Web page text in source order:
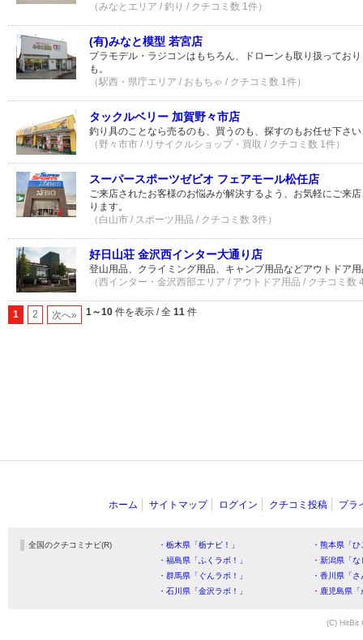
（みなとエリア / 釣り / クチコミ数 1件）
(有)みなと模型 若宮店
プラモデル・ラジコンはもちろん、ドローンも取り扱ってお
も。
（駅西・県庁エリア / おもちゃ / クチコミ数 1件）
タックルベリー 加賀野々市店
釣り具のことなら売るのも、買うのも、探すのもお任せ下さ
（野々市市 / リサイクルショップ・買取 / クチコミ数 1件）
スーパースポーツゼビオ フェアモール松任店
ご来店されたお客様のお悩みが解決するよう、お気軽にご来
ります。
（白山市 / スポーツ用品 / クチコミ数 3件）
好日山荘 金沢西インター大通り店
登山用品、クライミング用品、キャンプ用品などアウトドア
（西インター・金沢西部エリア / アウトドア用品 / クチコミ数
1 2 次へ» 1～10 件を表示 / 全 11 件
ホーム サイトマップ ログイン クチコミ投稿 プラ
全国のクチコミナビ(R) ・栃木県「栃ナビ！」
・熊本県「
・福島県「ふくラボ！」
・新潟県「
・群馬県「ぐんラボ！」
・香川県「
・石川県「金沢ラボ！」
・鹿児島県
(C) HitBit